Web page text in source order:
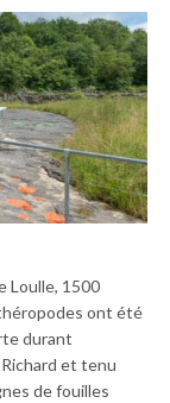
Loulle, 1500
ont été
durant
et tenu
de fouilles